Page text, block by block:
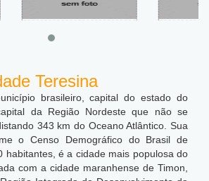
Teresina
brasileiro, capital do estado do
da Região Nordeste que não se
343 km do Oceano Atlântico. Sua
o Censo Demográfico do Brasil de
habitantes, é a cidade mais populosa do
com a cidade maranhense de Timon,